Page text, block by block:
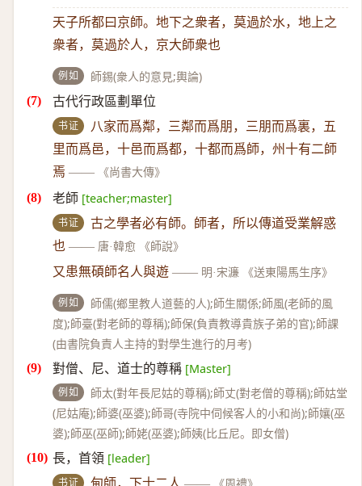
天子所都曰京師。地下之衆者，莫過於水，地上之
衆者，莫過於人，京大師衆也
例如 師錫(衆人的意見;輿論)
古代行政區劃單位
书证
八家而爲鄰，三鄰而爲朋，三朋而爲裏，五
里而爲邑，十邑而爲都，十都而爲師，州十有二師
焉 —— 《尚書大傳》
老師 [teacher;master]
书证
古之學者必有師。師者，所以傳道受業解惑
也 —— 唐·韓愈 《師說》
又患無碩師名人與遊 —— 明·宋濂 《送東陽馬生序》
例如
師儒(鄉里教人道藝的人);師生關係;師風(老師的風
度);師臺(對老師的尊稱);師保(負責教導貴族子弟的官);師課
(由書院負責人主持的對學生進行的月考)
對僧、尼、道士的尊稱 [Master]
例如
師太(對年長尼姑的尊稱);師丈(對老僧的尊稱);師姑堂
(尼姑庵);師婆(巫婆);師哥(寺院中伺候客人的小和尚);師孃(巫
婆);師巫(巫師);師姥(巫婆);師姨(比丘尼。即女僧)
長，首領 [leader]
书证 甸師，下士二人 ——